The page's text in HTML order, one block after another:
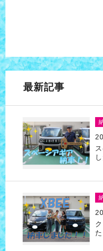
最新記事
た